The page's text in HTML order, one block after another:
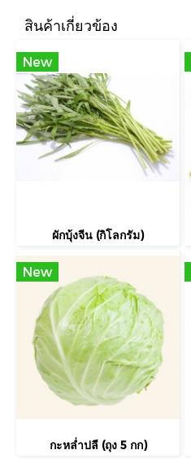
สินค้าเกี่ยวข้อง
New
ผักบุ้งจีน (กิโลกรัม)
New
กะหล่ำปลี (ถุง 5 กก)